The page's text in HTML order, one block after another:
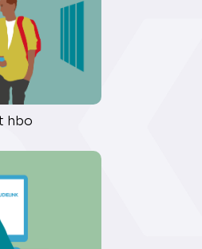
hbo